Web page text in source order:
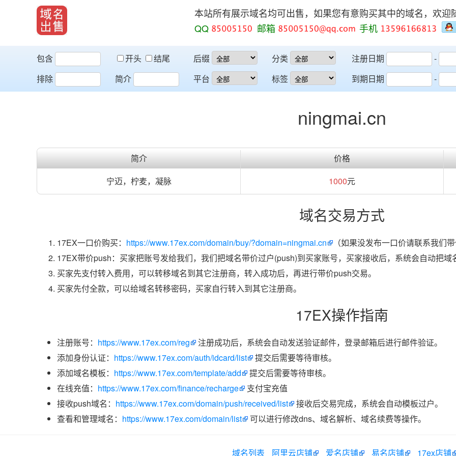
本站所有展示域名均可出售，如果您有意购买其中的域名，欢迎
QQ
邮箱 手机
包含 开头
结尾
排除
简介
后缀
平台
分类
标签
注册日期
-
到期日期
-
ningmai.cn
简介 价格
宁迈，柠麦，凝脉
1000元
域名交易方式
17EX一口价购买： https://www.17ex.com/domain/buy/?domain=ningmai.cn
（如果没发布一口价请联系我们带
17EX带价push：买家把账号发给我们，我们把域名带价过户(push)到买家账号，买家接收后，系统会自动把域
买家先支付转入费用，可以转移域名到其它注册商，转入成功后，再进行带价push交易。
买家先付全款，可以给域名转移密码，买家自行转入到其它注册商。
17EX操作指南
注册账号： https://www.17ex.com/reg
注册成功后，系统会自动发送验证邮件，登录邮箱后进行邮件验证。
添加身份认证： https://www.17ex.com/auth/idcard/list
提交后需要等待审核。
添加域名模板： https://www.17ex.com/template/add
提交后需要等待审核。
在线充值： https://www.17ex.com/finance/recharge
支付宝充值
接收push域名： https://www.17ex.com/domain/push/received/list
接收后交易完成，系统会自动模板过户。
查看和管理域名： https://www.17ex.com/domain/list 可以进行修改dns、域名解析、域名续费等操作。
域名列表 阿里云店铺 爱名店铺 易名店铺 17ex店铺